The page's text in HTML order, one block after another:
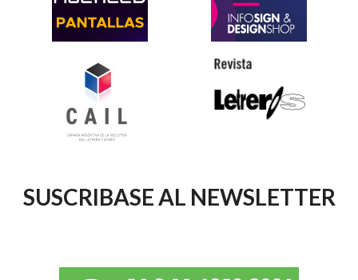
SUSCRIBASE AL NEWSLETTER